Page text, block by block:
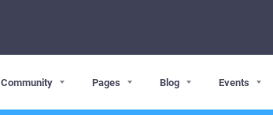
Community Pages Blog Events